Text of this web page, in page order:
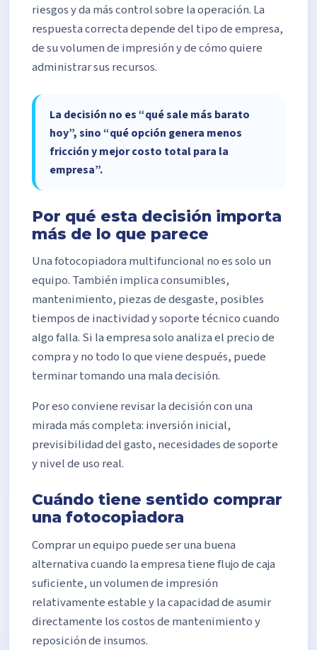
riesgos y da más control sobre la operación. La
respuesta correcta depende del tipo de empresa,
de su volumen de impresión y de cómo quiere
administrar sus recursos.
La decisión no es “qué sale más barato
hoy”, sino “qué opción genera menos
fricción y mejor costo total para la
empresa”.
Por qué esta decisión importa
más de lo que parece
Una fotocopiadora multifuncional no es solo un
equipo. También implica consumibles,
mantenimiento, piezas de desgaste, posibles
tiempos de inactividad y soporte técnico cuando
algo falla. Si la empresa solo analiza el precio de
compra y no todo lo que viene después, puede
terminar tomando una mala decisión.
Por eso conviene revisar la decisión con una
mirada más completa: inversión inicial,
previsibilidad del gasto, necesidades de soporte
y nivel de uso real.
Cuándo tiene sentido comprar
una fotocopiadora
Comprar un equipo puede ser una buena
alternativa cuando la empresa tiene flujo de caja
suficiente, un volumen de impresión
relativamente estable y la capacidad de asumir
directamente los costos de mantenimiento y
reposición de insumos.